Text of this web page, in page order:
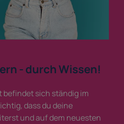
- durch Wissen!
befindet sich ständig im
dass du deine
und auf dem neuesten